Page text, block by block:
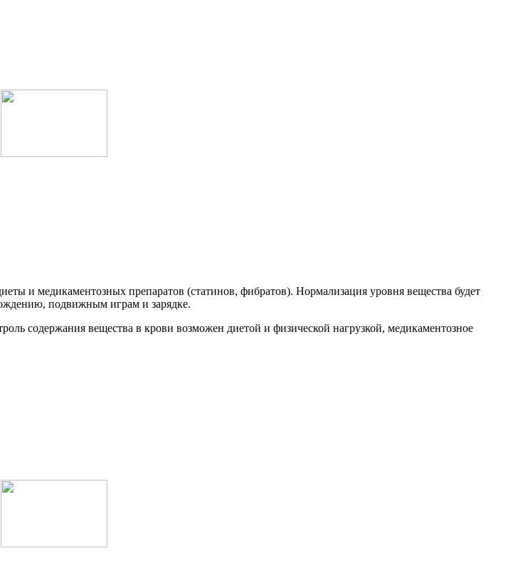
и медикаментозных препаратов (статинов, фибратов). Нормализация уровня вещества будет
подвижным играм и зарядке.
содержания вещества в крови возможен диетой и физической нагрузкой, медикаментозное